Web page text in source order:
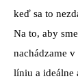
keď sa to
Na to, aby
nachádzame
líniu a